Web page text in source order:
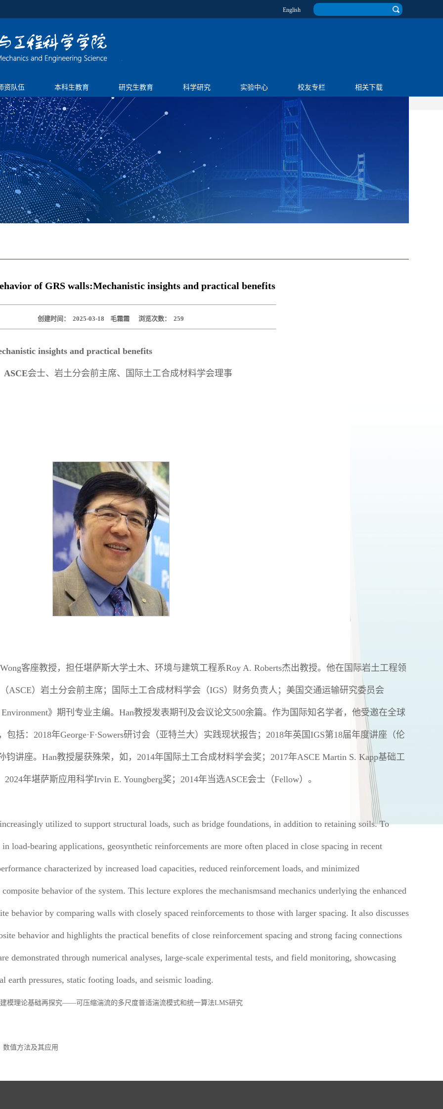
English
资队伍 本科生教育 研究生教育 科学研究 实验中心 校友专栏 相关下载
of GRS walls:Mechanistic insights and practical benefits
创建时间： 2025-03-18 毛霜霜 浏览次数： 259
insights and practical benefits
ASCE会士、岩土分会前主席、国际土工合成材料学会理事
客座教授，担任堪萨斯大学土木、环境与建筑工程系Roy A. Roberts杰出教授。他在国际岩土工程领
ASCE）岩土分会前主席；国际土工合成材料学会（IGS）财务负责人；美国交通运输研究委员会
》期刊专业主编。Han教授发表期刊及会议论文500余篇。作为国际知名学者，他受邀在全球
括：2018年George·F·Sowers研讨会（亚特兰大）实践现状报告；2018年英国IGS第18届年度讲座（伦
钧讲座。Han教授屡获殊荣，如，2014年国际土工合成材料学会奖；2017年ASCE Martin S. Kapp基础工
年堪萨斯应用科学Irvin E. Youngberg奖；2014年当选ASCE会士（Fellow）。
utilized to support structural loads, such as bridge foundations, in addition to retaining soils. To
load-bearing applications, geosynthetic reinforcements are more often placed in close spacing in recent
characterized by increased load capacities, reduced reinforcement loads, and minimized
behavior of the system. This lecture explores the mechanismsand mechanics underlying the enhanced
behavior by comparing walls with closely spaced reinforcements to those with larger spacing. It also discusses
behavior and highlights the practical benefits of close reinforcement spacing and strong facing connections
demonstrated through numerical analyses, large-scale experimental tests, and field monitoring, showcasing
pressures, static footing loads, and seismic loading.
模理论基础再探究——可压缩湍流的多尺度普适湍流模式和统一算法LMS研究
数值方法及其应用